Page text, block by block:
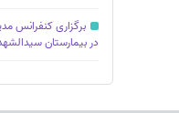
برگزاری کنفرانس
در بیمارستان